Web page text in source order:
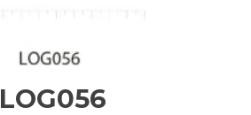
LOG056